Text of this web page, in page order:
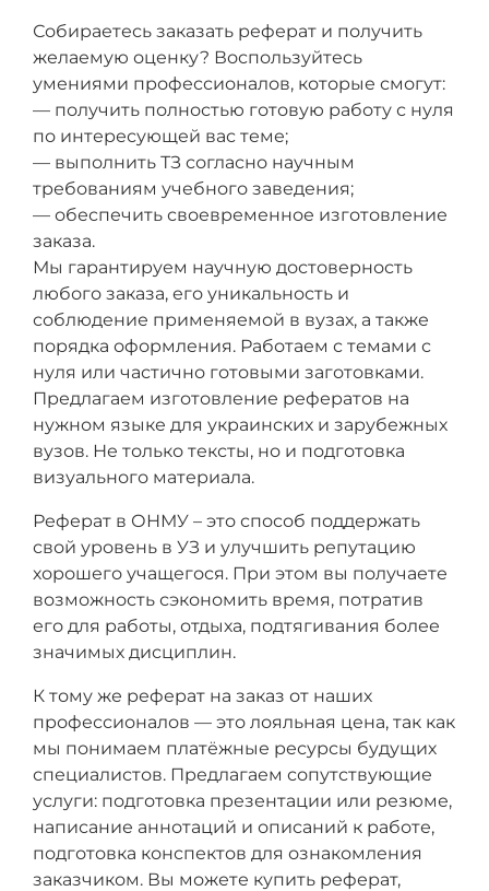
Собираетесь заказать реферат и получить
желаемую оценку? Воспользуйтесь
умениями профессионалов, которые смогут:
— получить полностью готовую работу с нуля
по интересующей вас теме;
— выполнить ТЗ согласно научным
требованиям учебного заведения;
— обеспечить своевременное изготовление
заказа.
Мы гарантируем научную достоверность
любого заказа, его уникальность и
соблюдение применяемой в вузах, а также
порядка оформления. Работаем с темами с
нуля или частично готовыми заготовками.
Предлагаем изготовление рефератов на
нужном языке для украинских и зарубежных
вузов. Не только тексты, но и подготовка
визуального материала.
Реферат в ОНМУ – это способ поддержать
свой уровень в УЗ и улучшить репутацию
хорошего учащегося. При этом вы получаете
возможность сэкономить время, потратив
его для работы, отдыха, подтягивания более
значимых дисциплин.
К тому же реферат на заказ от наших
профессионалов — это лояльная цена, так как
мы понимаем платёжные ресурсы будущих
специалистов. Предлагаем сопутствующие
услуги: подготовка презентации или резюме,
написание аннотаций и описаний к работе,
подготовка конспектов для ознакомления
заказчиком. Вы можете купить реферат,